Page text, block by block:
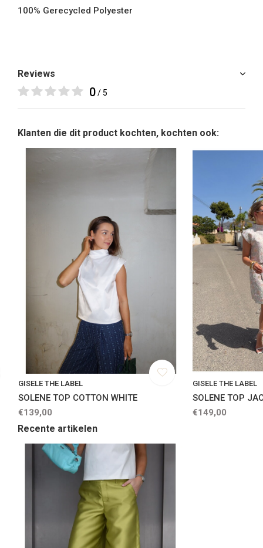
100% Gerecycled Polyester
Reviews
0/ 5
Klanten die dit product kochten, kochten ook:
GISELE THE LABEL
SOLENE TOP COTTON WHITE
€139,00
GISELE THE LABEL
SOLENE TOP
€149,00
Recente artikelen